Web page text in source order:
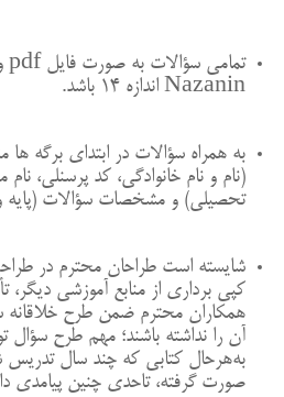
تمامی سؤالات به صورت فایل pdf و
Nazanin اندازه 14 باشد.
به همراه سؤالات در ابتدای برگه
(نام و نام خانوادگی، کد پرسنلی،
تحصیلی) و مشخصات سؤالات (پایه
شایسته است طراحان محترم در
کپی برداری از منابع آموزشی دیگر،
همکاران محترم ضمن طرح خلاقانه
آن را نداشته باشند؛ مهم طرح
به‌هرحال کتابی که چند سال
صورت گرفته، تاحدی چنین پیامدی